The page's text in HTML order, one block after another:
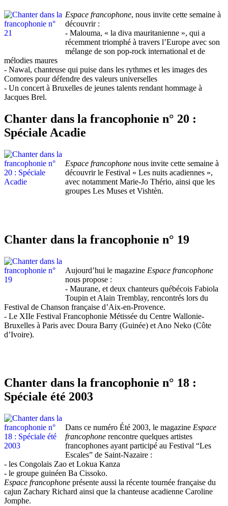
Espace francophone, nous invite cette semaine à
découvrir :
- Malouma, « la diva mauritanienne », qui a
récemment triomphé à travers l’Europe avec son
mélange de son pop-rock international et de
mélodies maures
- Nawal, chanteuse qui puise dans les rythmes et les images des
Comores pour défendre des valeurs universelles
- Un concert à Bruxelles de jeunes talents rendant hommage à
Jacques Brel.
Chanter dans la francophonie n° 20 :
Spéciale Acadie
Espace francophone nous invite cette semaine à
découvrir le Festival « Les nuits acadiennes »,
avec notamment Marie-Jo Thério, ainsi que les
groupes Les Muses et Vishtèn.
Chanter dans la francophonie n° 19
Aujourd’hui le magazine Espace francophone
nous propose :
- Maurane, et deux chanteurs québécois Fabiola
Toupin et Alain Tremblay, rencontrés lors du
Festival de Chanson française d’Aix-en-Provence.
- Le XIIe Festival Francophonie Métissée du Centre Wallonie-
Bruxelles à Paris avec Doura Barry (Guinée) et Ano Neko (Côte
d’Ivoire).
Chanter dans la francophonie n° 18 :
Spéciale été 2003
Dans ce numéro Été 2003, le magazine Espace
francophone rencontre quelques artistes
francophones ayant participé au Festival “Les
Escales” de Saint-Nazaire :
- les Congolais Zao et Lokua Kanza
- le groupe guinéen Ba Cissoko.
Espace francophone présente aussi la récente tournée française du
cajun Zachary Richard ainsi que la chanteuse acadienne Caroline
Jomphe.